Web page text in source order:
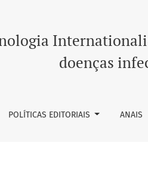
doenças
POLÍTICAS EDITORIAIS ANAIS